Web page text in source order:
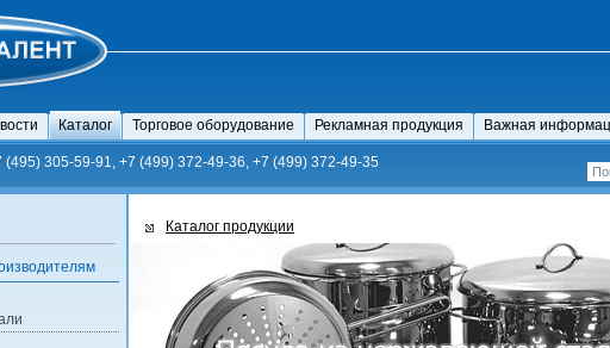
Каталог Торговое оборудование Рекламная продукция Важная
305-59-91, +7 (499) 372-49-36, +7 (499) 372-49-35
Каталог продукции